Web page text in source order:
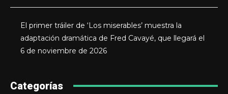
El primer tráiler de ‘Los miserables’ muestra la
adaptación dramática de Fred Cavayé, que llegará el
6 de noviembre de 2026
Categorías